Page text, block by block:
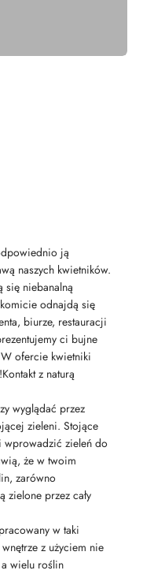
ją
naszych kwietników.
się niebanalną
odnajdą się
biurze, restauracji
ci bujne
ofercie kwietniki
z naturą
wyglądać przez
zieleni. Stojące
wprowadzić zieleń do
że w twoim
zarówno
zielone przez cały
w taki
z użyciem nie
wielu roślin